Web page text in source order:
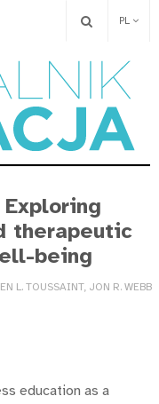
PL
therapeutic
being
L. TOUSSAINT, JON R. WEBB
education as a